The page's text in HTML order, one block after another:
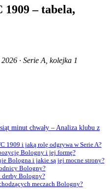
– tabela,
· Serie A, kolejka 1
minut chwały – Analiza klubu z
1909 i jaką rolę odgrywa w Serie A?
Bologny i jej formę?
Bologna i jakie są jej mocne strony?
Bologny?
derby Bologny?
meczach Bologny?